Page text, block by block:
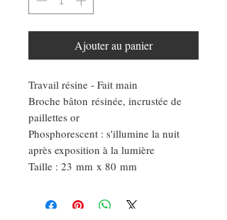
Ajouter au panier
Travail résine - Fait main
Broche bâton résinée, incrustée de
paillettes or
Phosphorescent : s'illumine la nuit
après exposition à la lumière
Taille : 23 mm x 80 mm